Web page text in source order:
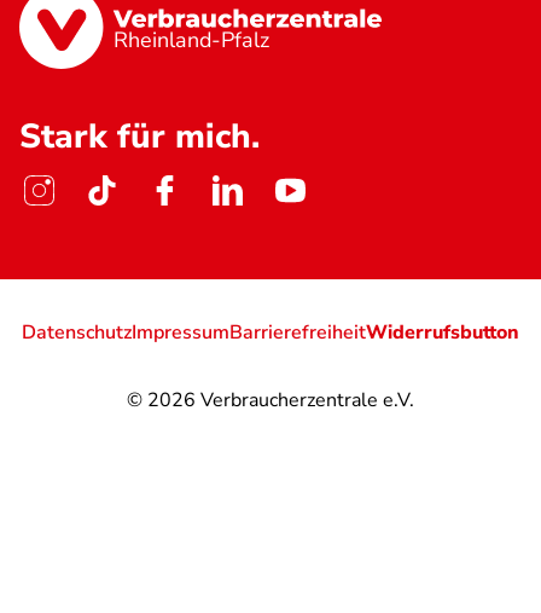
Rheinland-Pfalz
Stark für mich.
© 2026 Verbraucherzentrale e.V.
DatenschutzImpressumBarrierefreiheitWiderrufsbutton